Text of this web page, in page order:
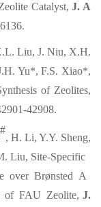
Catalyst,J. A
Liu, J. Niu, X.H.
Yu*, F.S. Xiao*,
of Zeolites,
42908.
#
, H. Li, Y.Y. Sheng,
Liu, Site-Specific
over Brønsted A
of FAU Zeolite, J.